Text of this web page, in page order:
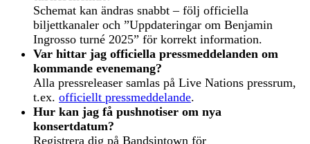
Schemat kan ändras snabbt – följ officiella
biljettkanaler och ”Uppdateringar om Benjamin
Ingrosso turné 2025” för korrekt information.
Var hittar jag officiella pressmeddelanden om
kommande evenemang?
Alla pressreleaser samlas på Live Nations pressrum,
t.ex. officiellt pressmeddelande.
Hur kan jag få pushnotiser om nya
konsertdatum?
Registrera dig på Bandsintown för